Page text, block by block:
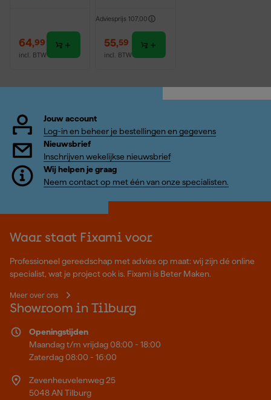
64,99
incl. BTW
Adviesprijs 107,00
55,59
incl. BTW
Jouw account
Log-in en beheer je bestellingen en gegevens
Nieuwsbrief
Inschrijven wekelijkse nieuwsbrief
Wij helpen je graag
Neem contact op met één van onze specialisten.
Waar staat Fixami voor
Professioneel gereedschap met advies op maat: wij zijn dé online
specialist, wat je project ook is. Fixami is Beter Maken.
Meer over ons
Showroom in Tilburg
Openingstijden
Maandag t/m vrijdag 08:00 - 18:00
Zaterdag 08:00 - 16:00
Zevenheuvelenweg 25
5048 AN Tilburg